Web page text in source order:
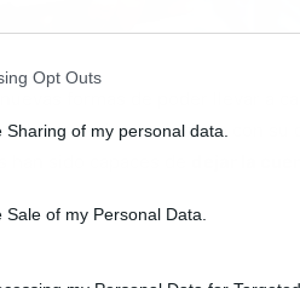
Opt Outs
of my personal data.
of my Personal Data.
formas de poder llevar a
de las víctimas e incluso con su
sido capaces de